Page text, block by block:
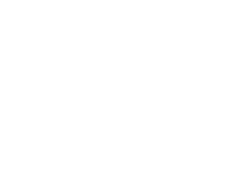
stuk en bespaar 34.44%.